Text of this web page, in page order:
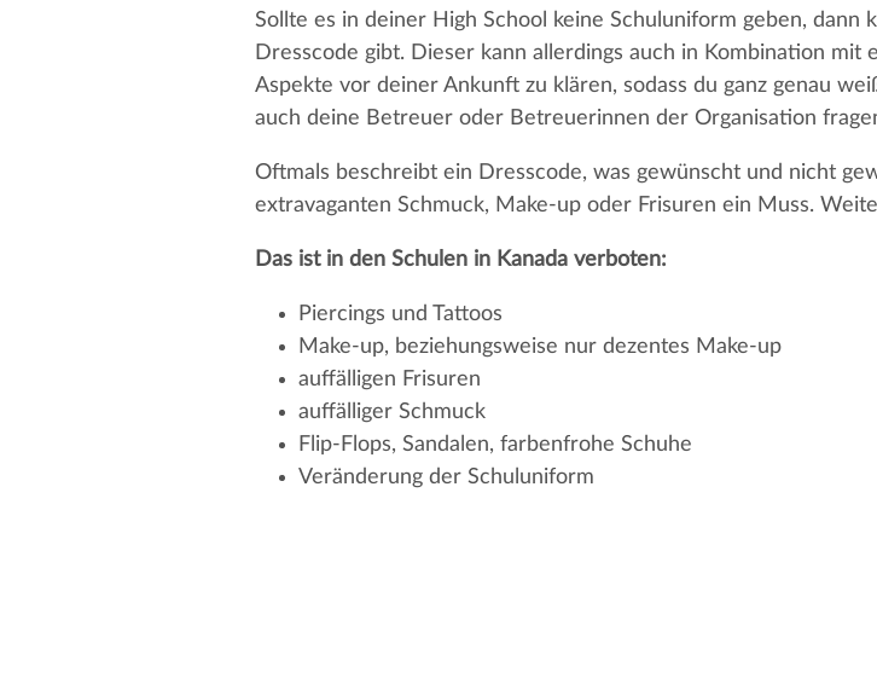
Sollte es in deiner High School keine Schuluniform geben, dann
Dresscode gibt. Dieser kann allerdings auch in Kombination
Aspekte vor deiner Ankunft zu klären, sodass du ganz genau
auch deine Betreuer oder Betreuerinnen der Organisation
Oftmals beschreibt ein Dresscode, was gewünscht und nicht
extravaganten Schmuck, Make-up oder Frisuren ein Muss.
Das ist in den Schulen in Kanada verboten:
Piercings und Tattoos
Make-up, beziehungsweise nur dezentes Make-up
auffälligen Frisuren
auffälliger Schmuck
Flip-Flops, Sandalen, farbenfrohe Schuhe
Veränderung der Schuluniform